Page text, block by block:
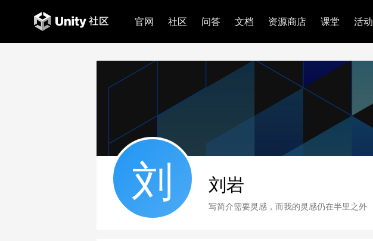
官网 社区 问答 文档 资源商店 课堂 活动
刘 刘岩
写简介需要灵感，而我的灵感仍在半里之外